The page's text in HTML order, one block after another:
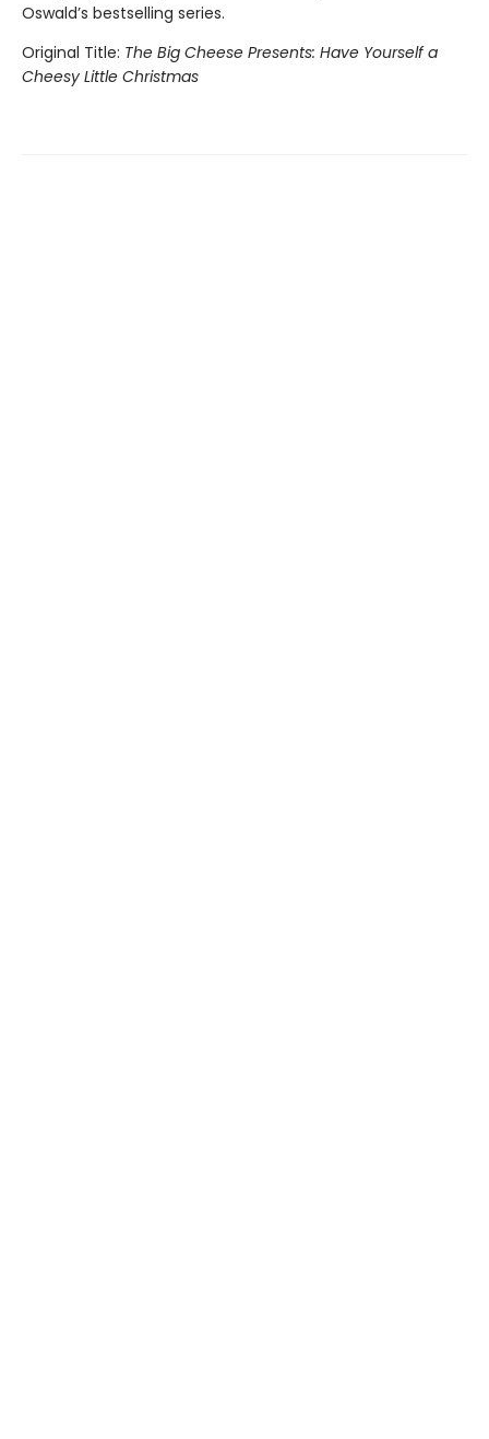
Oswald’s bestselling series.
Original Title: The Big Cheese Presents: Have Yourself a
Cheesy Little Christmas